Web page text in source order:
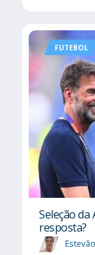
FUTEBOL
Seleção da
resposta?